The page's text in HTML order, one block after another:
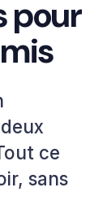
pour
ce
sans